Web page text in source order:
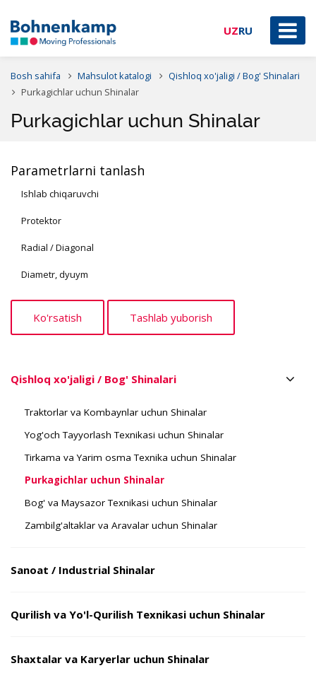
UZRU
Bosh sahifa Mahsulot katalogi
Qishloq xo'jaligi / Bog' Shinalari
Purkagichlar uchun Shinalar
Purkagichlar uchun Shinalar
Parametrlarni tanlash
Ishlab chiqaruvchi
Protektor
Radial / Diagonal
Diametr, dyuym
Qishloq xo'jaligi / Bog' Shinalari
Traktorlar va Kombaynlar uchun Shinalar
Yog'och Tayyorlash Texnikasi uchun Shinalar
Tirkama va Yarim osma Texnika uchun Shinalar
Purkagichlar uchun Shinalar
Bog' va Maysazor Texnikasi uchun Shinalar
Zambilg'altaklar va Aravalar uchun Shinalar
Sanoat / Industrial Shinalar
Qurilish va Yo'l-Qurilish Texnikasi uchun Shinalar
Shaxtalar va Karyerlar uchun Shinalar